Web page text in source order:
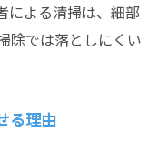
による清掃は、細部
除では落としにくい
る理由